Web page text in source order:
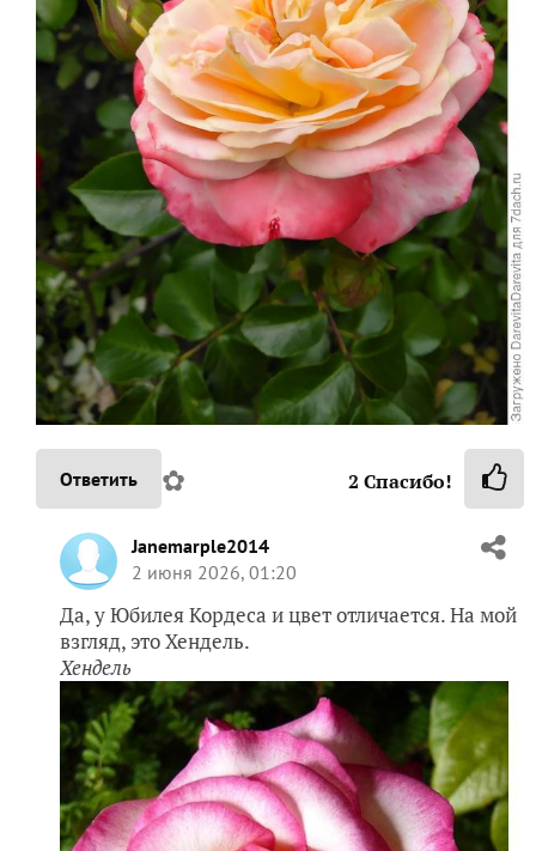
Ответить ✿ 2 Спасибо!
Janemarple2014
2 июня 2026, 01:20
Да, у Юбилея Кордеса и цвет отличается. На мой
взгляд, это Хендель.
Хендель